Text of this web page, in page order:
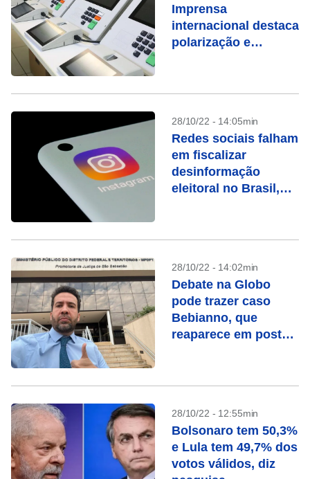
Imprensa
internacional destaca
polarização e
28/10/22 - 14:05min
Redes sociais falham
em fiscalizar
desinformação
eleitoral no Brasil,
28/10/22 - 14:02min
Debate na Globo
pode trazer caso
Bebianno, que
reaparece em posts
28/10/22 - 12:55min
Bolsonaro tem 50,3%
e Lula tem 49,7% dos
votos válidos, diz